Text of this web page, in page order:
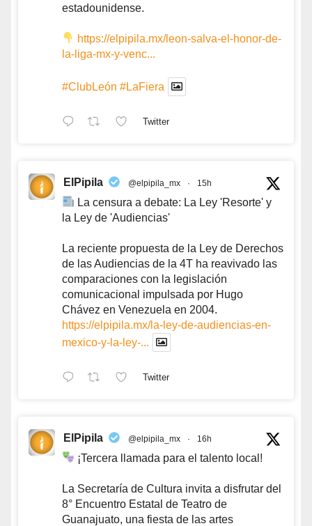
estadounidense.
https://elpipila.mx/leon-salva-el-honor-de-
la-liga-mx-y-venc...
#ClubLeón #LaFiera
Twitter
ElPipila @elpipila_mx · 15h
La censura a debate: La Ley 'Resorte' y
la Ley de 'Audiencias'
La reciente propuesta de la Ley de Derechos
de las Audiencias de la 4T ha reavivado las
comparaciones con la legislación
comunicacional impulsada por Hugo
Chávez en Venezuela en 2004.
https://elpipila.mx/la-ley-de-audiencias-en-
mexico-y-la-ley-...
Twitter
ElPipila @elpipila_mx · 16h
¡Tercera llamada para el talento local!
La Secretaría de Cultura invita a disfrutar del
8° Encuentro Estatal de Teatro de
Guanajuato, una fiesta de las artes